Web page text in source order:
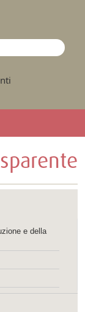
e della